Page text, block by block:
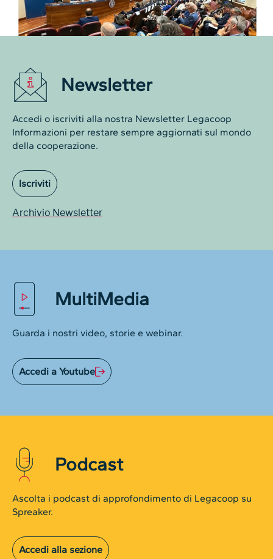
Newsletter
Accedi o iscriviti alla nostra Newsletter Legacoop
Informazioni per restare sempre aggiornati sul mondo
della cooperazione.
Iscriviti
Archivio Newsletter
MultiMedia
Guarda i nostri video, storie e webinar.
Accedi a Youtube
Podcast
Ascolta i podcast di approfondimento di Legacoop su
Spreaker.
Accedi alla sezione